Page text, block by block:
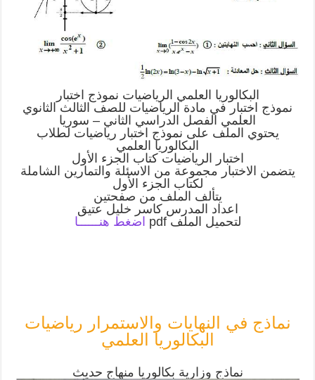
البكالوريا العلمي الرياضيات نموذج اختبار
نموذج اختبار في مادة الرياضيات للصف الثالث الثانوي
العلمي الفصل الدراسي الثاني – سوريا
يحتوي الملف على نموذج اختبار رياضيات لطلاب
البكالوريا العلمي
اختبار الرياضيات كتاب الجزء الأول
يتضمن الاختبار مجموعة من الاسئلة والتمارين الشاملة
لكتاب الجزء الأول
يتألف الملف من صفحتين
اعداد المدرس كاسر خليل عتيق
لتحميل الملف pdf
اضغط هنــــــا
نماذج في النهايات والاستمرار رياضيات
البكالوريا العلمي
نماذج وزارية بكالوريا منهاج حديث